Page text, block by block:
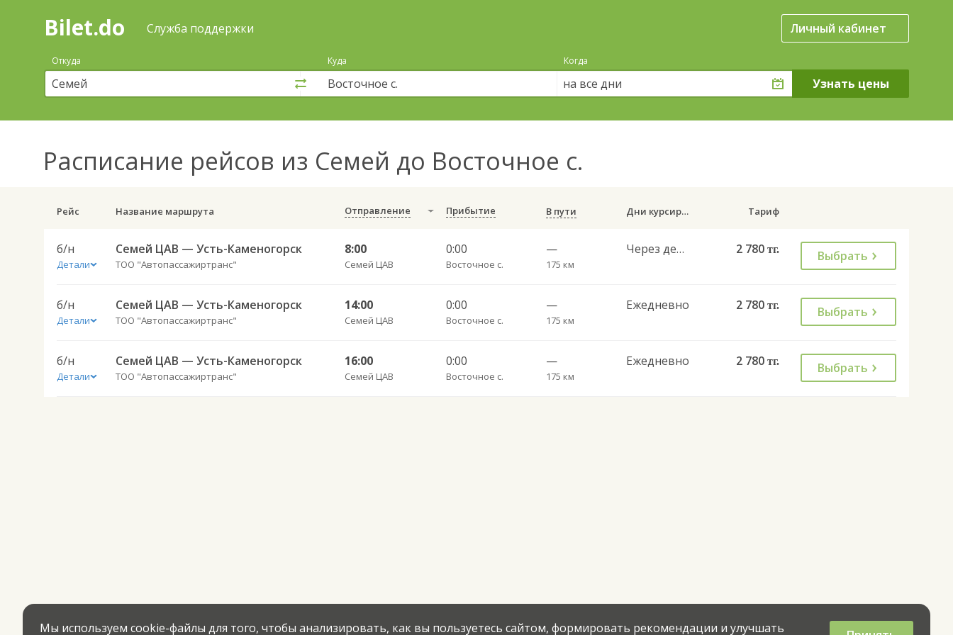
Поиск
покупка
билетов
автобус
онлайн
Bilet.do Служба поддержки Личный кабинет
Откуда Куда Когда
на все дни
Расписание рейсов из Семей до Восточное с.
Рейс Название маршрута Отправление Прибытие В пути Дни курсирования Тариф
б/н
Детали
Семей ЦАВ — Усть-Каменогорск
ТОО "Автопассажиртранс"
8:00
Семей ЦАВ
0:00
Восточное с.
—
175 км
Через день 2 780 тг. Выбрать
б/н
Детали
Семей ЦАВ — Усть-Каменогорск
ТОО "Автопассажиртранс"
14:00
Семей ЦАВ
0:00
Восточное с.
—
175 км
Ежедневно 2 780 тг. Выбрать
б/н
Детали
Семей ЦАВ — Усть-Каменогорск
ТОО "Автопассажиртранс"
16:00
Семей ЦАВ
0:00
Восточное с.
—
175 км
Ежедневно 2 780 тг. Выбрать
Мы используем cookie-файлы для того, чтобы анализировать, как вы пользуетесь сайтом, формировать рекомендации и улучшать